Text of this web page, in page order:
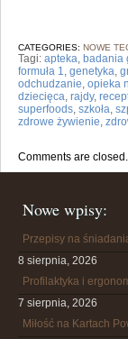
CATEGORIES: NOWE
Tagi: apteka, badania
formuła 1, genetyka,
odchudzanie, opieka
dziecięca, rajdy,
superfoods, szkoła,
zdrowe żywienie,
Comments are closed.
Nowe wpisy:
Przepisy na
8 sierpnia, 2026
Profilaktyka i
7 sierpnia, 2026
Miłość na Kartach